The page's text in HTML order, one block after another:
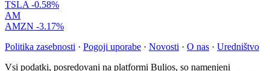
TSLA -0.58%
AM
AMZN -3.17%
Politika zasebnosti · Pogoji uporabe · Novosti · O nas · Uredništvo
Vsi podatki, posredovani na platformi Bulios, so namenjeni